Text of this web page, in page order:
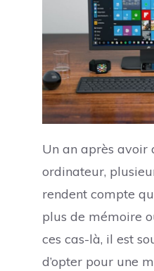
Un an après avoir
ordinateur,
rendent compte
plus de mémoire
ces cas-là, il est
d’opter pour une